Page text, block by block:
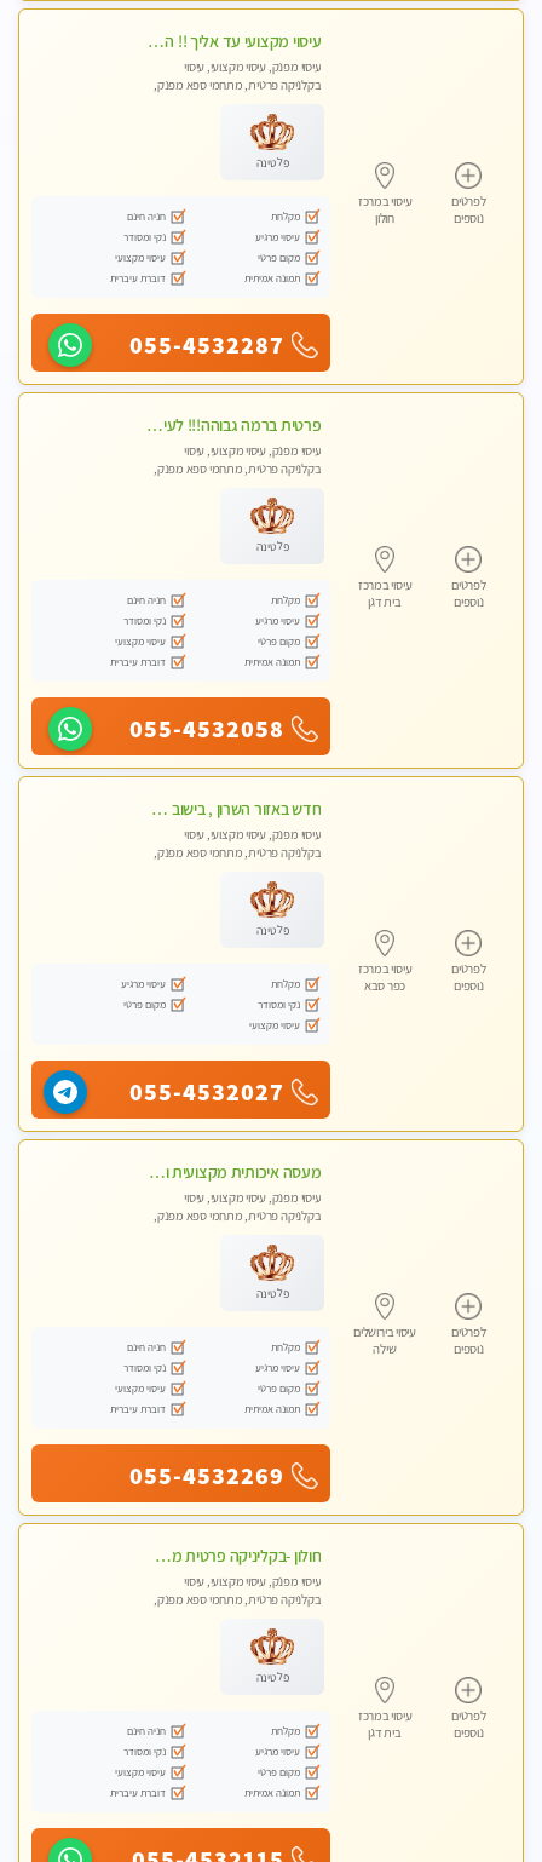
לפרטים
נוספים
עיסוי במרכז
חולון
עיסוי מקצועי עד אליך !! הזמנה מהירה לעיסוי מפנק ומדהים
עיסוי מפנק, עיסוי מקצועי, עיסוי
בקלניקה פרטית, מתחמי ספא מפנק,
פלטינה
מקלחת
חניה חינם
עיסוי מרגיע
נקי ומסודר
מקום פרטי
עיסוי מקצועי
תמונה אמיתית
דוברת עיברית
055-4532287
לפרטים
נוספים
עיסוי במרכז
בית דגן
פרטית ברמה גבוהה!!! לעיסוי מפנק vip מומלץ לרציניים בלבד!!ללא מין
עיסוי מפנק, עיסוי מקצועי, עיסוי
בקלניקה פרטית, מתחמי ספא מפנק,
פלטינה
מקלחת
חניה חינם
עיסוי מרגיע
נקי ומסודר
מקום פרטי
עיסוי מקצועי
תמונה אמיתית
דוברת עיברית
055-4532058
לפרטים
נוספים
עיסוי במרכז
כפר סבא
חדש באזור השרון , בישוב ניצני עוז ! נבחרת מטפלות ומטפלים -טלגרם @e_itan
עיסוי מפנק, עיסוי מקצועי, עיסוי
בקלניקה פרטית, מתחמי ספא מפנק,
פלטינה
מקלחת
עיסוי מרגיע
נקי ומסודר
מקום פרטי
עיסוי מקצועי
055-4532027
לפרטים
נוספים
עיסוי בירושלים
שילה
מעסה איכותית מקצועית ומפנקת
עיסוי מפנק, עיסוי מקצועי, עיסוי
בקלניקה פרטית, מתחמי ספא מפנק,
פלטינה
מקלחת
חניה חינם
עיסוי מרגיע
נקי ומסודר
מקום פרטי
עיסוי מקצועי
תמונה אמיתית
דוברת עיברית
055-4532269
לפרטים
נוספים
עיסוי במרכז
בית דגן
חולון -בקליניקה פרטית מפגש טיפולי !!! מקצועי בלבד - professional therapist ללא מין !!
עיסוי מפנק, עיסוי מקצועי, עיסוי
בקלניקה פרטית, מתחמי ספא מפנק,
פלטינה
מקלחת
חניה חינם
עיסוי מרגיע
נקי ומסודר
מקום פרטי
עיסוי מקצועי
תמונה אמיתית
דוברת עיברית